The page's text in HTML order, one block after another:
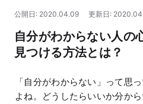
マネー
公開日: 2020.04.09 更新日:
自分がわからない人の
見つける方法とは？
「自分がわからない」って思
よね。どうしたらいいか分か